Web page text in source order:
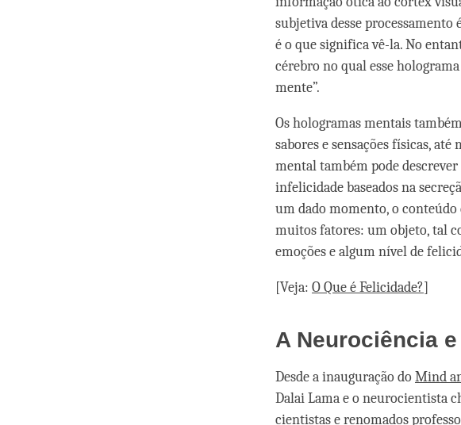
subjetiva desse
é o que significa vê-la. No
cérebro no qual esse
mente”.
Os hologramas mentais
sabores e sensações físicas,
mental também pode
infelicidade baseados na
um dado momento, o
muitos fatores: um objeto, tal
emoções e algum nível de
[Veja: O Que é Felicidade?]
A Neurociência
Desde a inauguração doMind
Dalai Lama e o neurocientista
cientistas e renomados